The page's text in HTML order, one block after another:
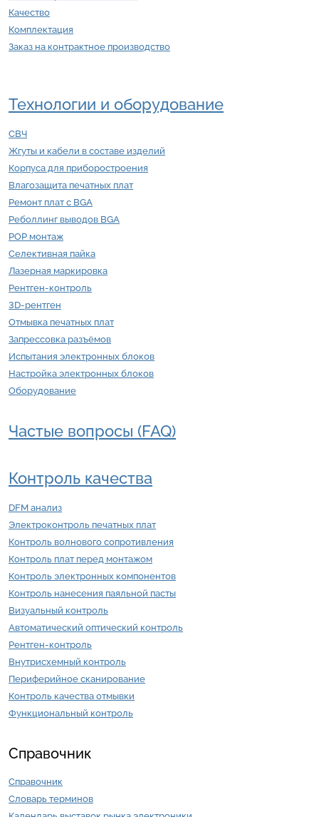
Качество
Комплектация
Заказ на контрактное производство
Технологии и оборудование
СВЧ
Жгуты и кабели в составе изделий
Корпуса для приборостроения
Влагозащита печатных плат
Ремонт плат с BGA
Реболлинг выводов BGA
POP монтаж
Селективная пайка
Лазерная маркировка
Рентген-контроль
3D-рентген
Отмывка печатных плат
Запрессовка разъёмов
Испытания электронных блоков
Настройка электронных блоков
Оборудование
Частые вопросы (FAQ)
Контроль качества
DFM анализ
Электроконтроль печатных плат
Контроль волнового сопротивления
Контроль плат перед монтажом
Контроль электронных компонентов
Контроль нанесения паяльной пасты
Визуальный контроль
Автоматический оптический контроль
Рентген-контроль
Внутрисхемный контроль
Периферийное сканирование
Контроль качества отмывки
Функциональный контроль
Справочник
Справочник
Словарь терминов